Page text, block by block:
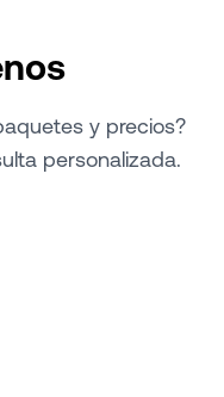
y precios?
personalizada.